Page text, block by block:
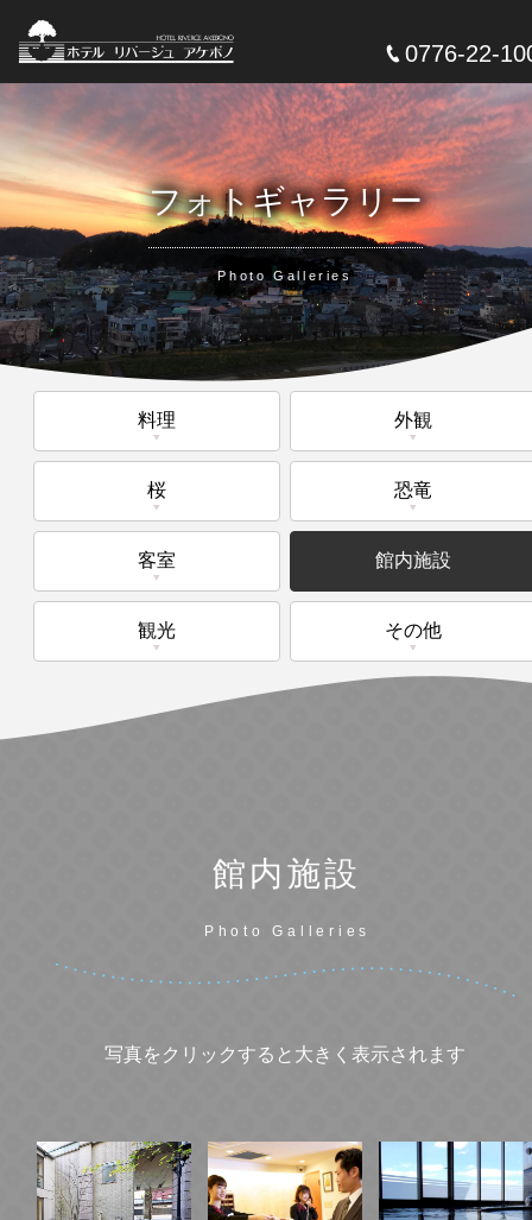
0776-22-
フォトギャラリー
Photo Galleries
料理 外観
桜 恐竜
客室 館内施設
観光 その他
館内施設
Photo Galleries
写真をクリックすると大きく表示されます